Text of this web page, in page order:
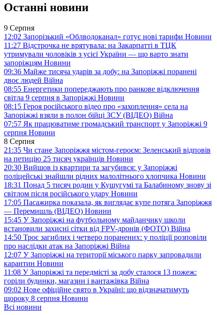
Останні новини
9 Серпня
12:02 Запорізький «Облводоканал» готує нові тарифи Новини
11:27 Відстрочка не врятувала: на Закарпатті в ТЦК
утримували чоловіків з усієї України — що варто знати
запоріжцям Новини
09:36 Майже тисяча ударів за добу: на Запоріжжі поранені
двоє людей Війна
08:55 Енергетики попереджають про ранкове відключення
світла 9 серпня в Запоріжжі Новини
08:15 Героя російського відео про «захоплення» села на
Запоріжжі взяли в полон бійці ЗСУ (ВІДЕО) Війна
07:57 Як працюватиме громадський транспорт у Запоріжжі 9
серпня Новини
8 Серпня
21:35 Чи стане Запоріжжя містом-героєм: Зеленський відповів
на петицію 25 тисяч українців Новини
20:30 Вийшов із квартири та загубився: у Запоріжжі
поліцейські знайшли рідних малолітнього хлопчика Новини
18:31 Понад 5 тисяч родин у Кушугумі та Балабиному знову зі
світлом після російського удару Новини
17:05 Пасажирка показала, як виглядає купе потяга Запоріжжя
— Перемишль (ВІДЕО) Новини
15:45 У Запоріжжі на футбольному майданчику школи
встановили захисні сітки від FPV-дронів (ФОТО) Війна
14:50 Троє загиблих і четверо поранених: у поліції розповіли
про наслідки атак на Запоріжжі Війна
12:07 У Запоріжжі на території міського парку запровадили
карантин Новини
11:08 У Запоріжжі та передмісті за добу сталося 13 пожеж:
горіли будинки, магазин і вантажівка Війна
09:02 Нове офіційне свято в Україні: що відзначатимуть
щороку 8 серпня Новини
Всі новини